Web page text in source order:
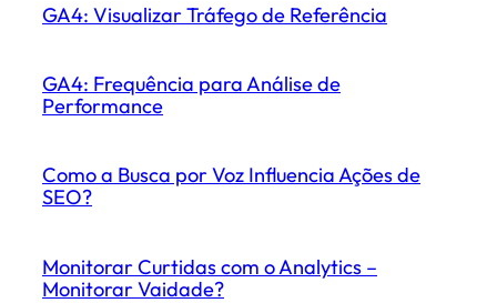
GA4: Visualizar Tráfego de Referência
GA4: Frequência para Análise de
Performance
Como a Busca por Voz Influencia Ações de
SEO?
Monitorar Curtidas com o Analytics –
Monitorar Vaidade?